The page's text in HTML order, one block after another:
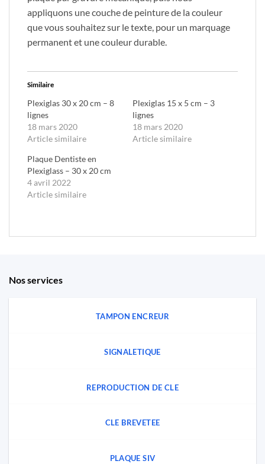
appliquons une couche de peinture de la couleur
que vous souhaitez sur le texte, pour un marquage
permanent et une couleur durable.
Similaire
Plexiglas 30 x 20 cm – 8
lignes
18 mars 2020
Article similaire
Plexiglas 15 x 5 cm – 3
lignes
18 mars 2020
Article similaire
Plaque Dentiste en
Plexiglass – 30 x 20 cm
4 avril 2022
Article similaire
Nos services
TAMPON ENCREUR
SIGNALETIQUE
REPRODUCTION DE CLE
CLE BREVETEE
PLAQUE SIV